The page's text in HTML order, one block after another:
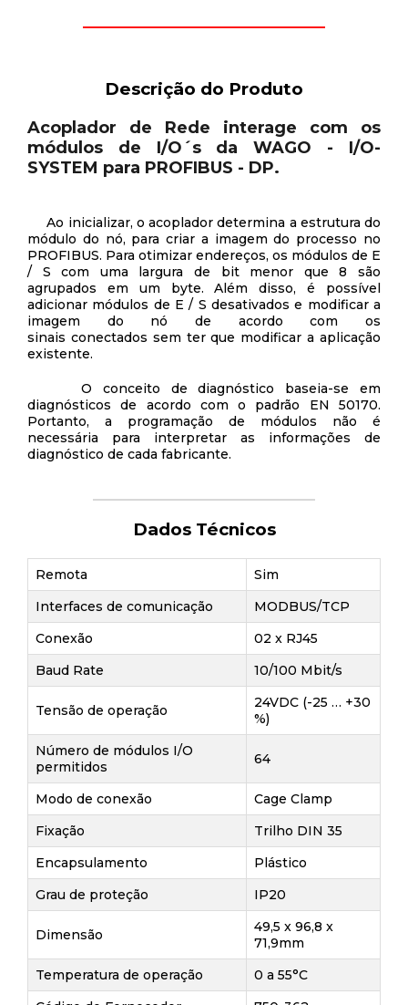
Descrição do Produto
Acoplador de Rede interage com os
módulos de I/O´s da WAGO - I/O-
SYSTEM para PROFIBUS - DP.
Ao inicializar, o acoplador determina a estrutura do
módulo do nó, para criar a imagem do processo no
PROFIBUS. Para otimizar endereços, os módulos de E
/ S com uma largura de bit menor que 8 são
agrupados em um byte. Além disso, é possível
adicionar módulos de E / S desativados e modificar a
imagem do nó de acordo com os
sinais conectados sem ter que modificar a aplicação
existente.
O conceito de diagnóstico baseia-se em
diagnósticos de acordo com o padrão EN 50170.
Portanto, a programação de módulos não é
necessária para interpretar as informações de
diagnóstico de cada fabricante.
Dados Técnicos
Remota
Sim
Interfaces de comunicação
MODBUS/TCP
Conexão
02 x RJ45
Baud Rate
10/100 Mbit/s
Tensão de operação
24VDC (-25 … +30
%)
Número de módulos I/O
permitidos
64
Modo de conexão
Cage Clamp
Fixação
Trilho DIN 35
Encapsulamento
Plástico
Grau de proteção
IP20
Dimensão
49,5 x 96,8 x
71,9mm
Temperatura de operação
0 a 55°C